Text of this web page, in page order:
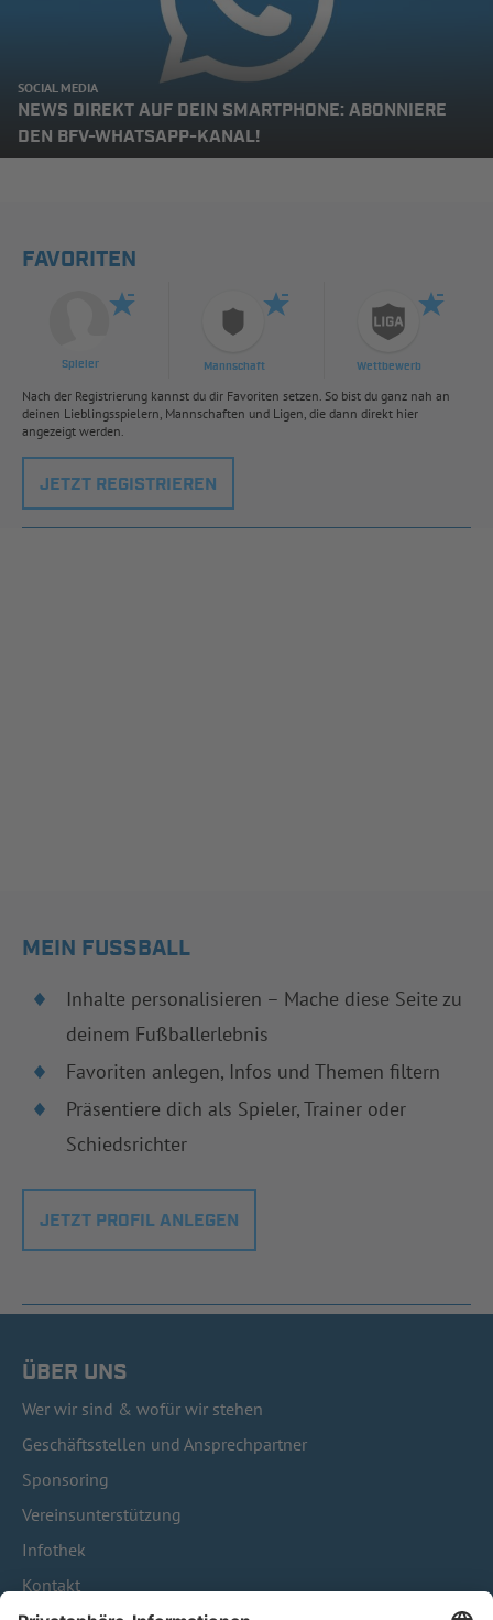
SOCIAL MEDIA
NEWS DIREKT AUF DEIN SMARTPHONE: ABONNIERE
DEN BFV-WHATSAPP-KANAL!
FAVORITEN
Spieler Mannschaft Wettbewerb
Nach der Registrierung kannst du dir Favoriten setzen. So bist du ganz nah an
deinen Lieblingsspielern, Mannschaften und Ligen, die dann direkt hier
angezeigt werden.
JETZT REGISTRIEREN
MEIN FUSSBALL
Inhalte personalisieren – Mache diese Seite zu
deinem Fußballerlebnis
Favoriten anlegen, Infos und Themen filtern
Präsentiere dich als Spieler, Trainer oder
Schiedsrichter
JETZT PROFIL ANLEGEN
ÜBER UNS
Wer wir sind & wofür wir stehen
Geschäftsstellen und Ansprechpartner
Sponsoring
Vereinsunterstützung
Infothek
Kontakt